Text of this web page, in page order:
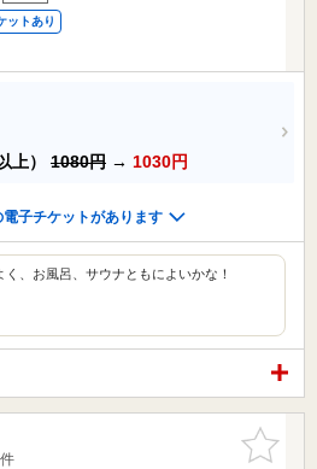
ットあり
上） 1080円 → 1030円
子チケットがあります
、お風呂、サウナともによいかな！
お気に入
りに追加